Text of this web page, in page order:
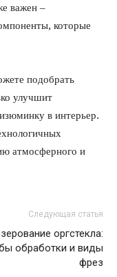
важен –
которые
подобрать
улучшит
в интерьер.
атмосферного и
Следующая статья
оргстекла:
обработки и виды
фрез